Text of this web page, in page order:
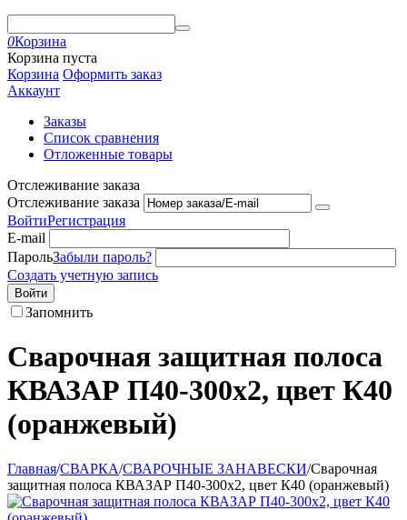
0Корзина
Корзина пуста
Корзина Оформить заказ
Аккаунт
Заказы
Список сравнения
Отложенные товары
Отслеживание заказа
Отслеживание заказа
ВойтиРегистрация
E-mail
ПарольЗабыли пароль?
Создать учетную запись
Войти
Запомнить
Сварочная защитная полоса
КВАЗАР П40-300х2, цвет К40
(оранжевый)
Главная/СВАРКА/СВАРОЧНЫЕ ЗАНАВЕСКИ/Сварочная
защитная полоса КВАЗАР П40-300х2, цвет К40 (оранжевый)